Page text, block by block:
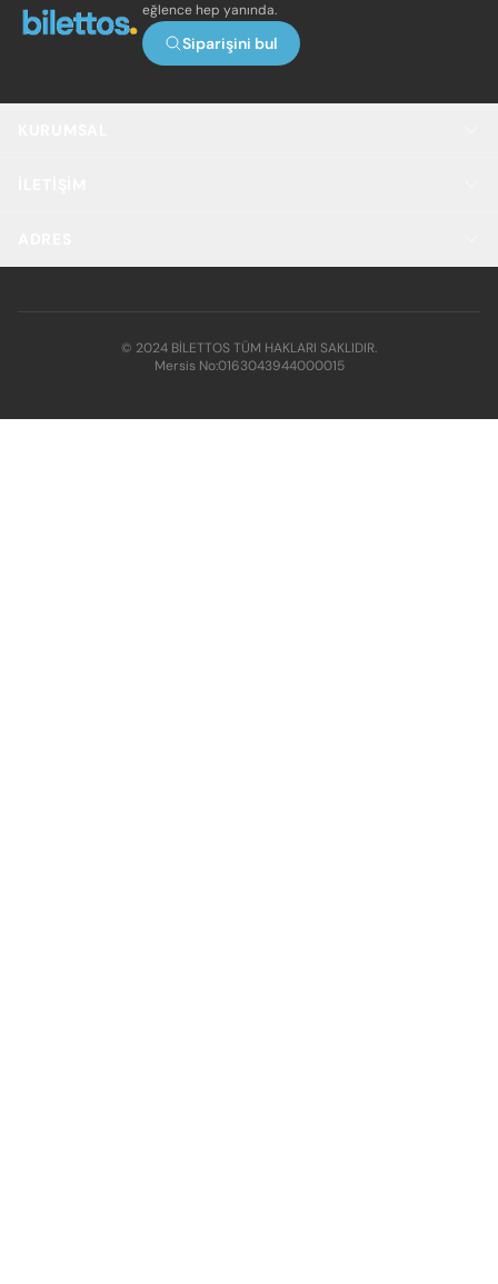
eğlence hep yanında.
Siparişini bul
© 2024 BİLETTOS TÜM HAKLARI SAKLIDIR.
Mersis No:0163043944000015